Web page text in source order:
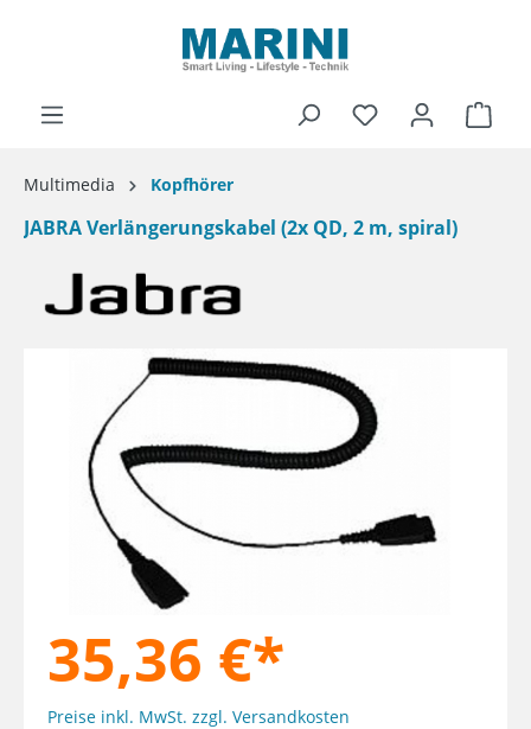
Multimedia Kopfhörer
JABRA Verlängerungskabel (2x QD, 2 m, spiral)
Bildergalerie überspringen
35,36 €*
Preise inkl. MwSt. zzgl. Versandkosten